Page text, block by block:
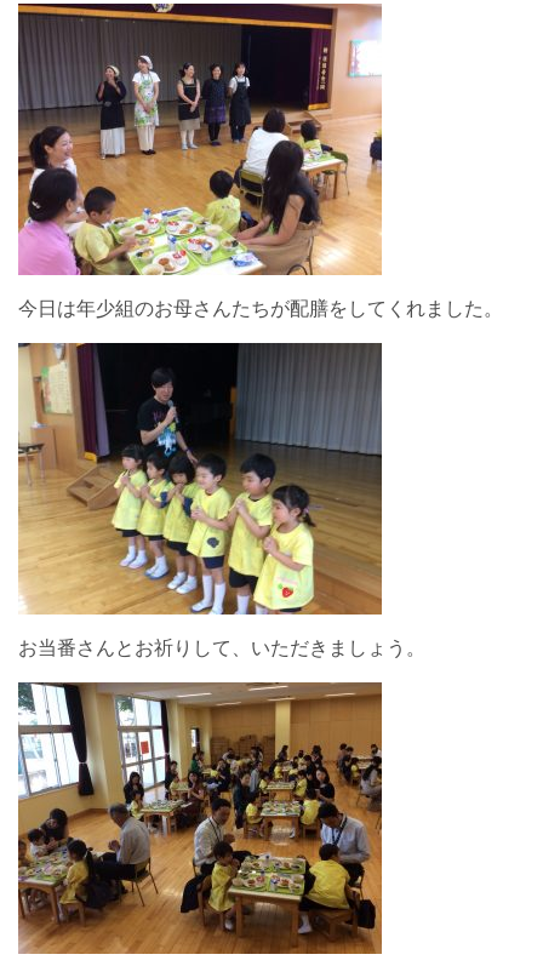
今日は年少組のお母さんたちが配膳をしてくれました。
お当番さんとお祈りして、いただきましょう。